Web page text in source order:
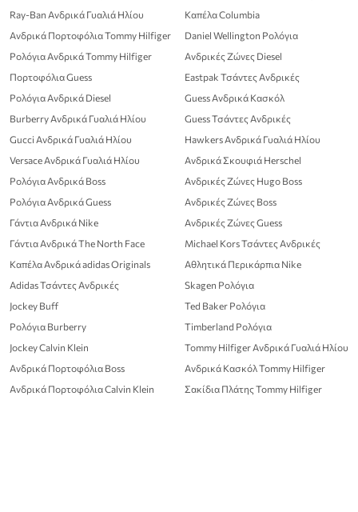
Ray-Ban Ανδρικά Γυαλιά Ηλίου
Ανδρικά Πορτοφόλια Tommy Hilfiger
Ρολόγια Ανδρικά Tommy Hilfiger
Πορτοφόλια Guess
Ρολόγια Ανδρικά Diesel
Burberry Ανδρικά Γυαλιά Ηλίου
Gucci Ανδρικά Γυαλιά Ηλίου
Versace Ανδρικά Γυαλιά Ηλίου
Ρολόγια Ανδρικά Boss
Ρολόγια Ανδρικά Guess
Γάντια Ανδρικά Nike
Γάντια Ανδρικά The North Face
Καπέλα Ανδρικά adidas Originals
Adidas Τσάντες Ανδρικές
Jockey Buff
Ρολόγια Burberry
Jockey Calvin Klein
Ανδρικά Πορτοφόλια Boss
Ανδρικά Πορτοφόλια Calvin Klein
Καπέλα Columbia
Daniel Wellington Ρολόγια
Ανδρικές Ζώνες Diesel
Eastpak Τσάντες Ανδρικές
Guess Ανδρικά Κασκόλ
Guess Τσάντες Ανδρικές
Hawkers Ανδρικά Γυαλιά Ηλίου
Ανδρικά Σκουφιά Herschel
Ανδρικές Ζώνες Hugo Boss
Ανδρικές Ζώνες Boss
Ανδρικές Ζώνες Guess
Michael Kors Τσάντες Ανδρικές
Αθλητικά Περικάρπια Nike
Skagen Ρολόγια
Ted Baker Ρολόγια
Timberland Ρολόγια
Tommy Hilfiger Ανδρικά Γυαλιά Ηλίου
Ανδρικά Κασκόλ Tommy Hilfiger
Σακίδια Πλάτης Tommy Hilfiger